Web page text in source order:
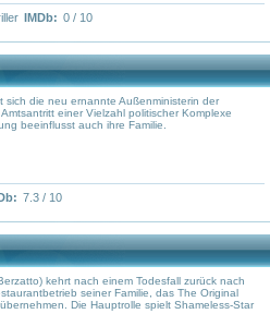
IMDb: 0 / 10
sich die neu ernannte Außenministerin der
einer Vielzahl politischer Komplexe
beeinflusst auch ihre Familie.
7.3 / 10
kehrt nach einem Todesfall zurück nach
seiner Familie, das The Original
Die Hauptrolle spielt Shameless-Star